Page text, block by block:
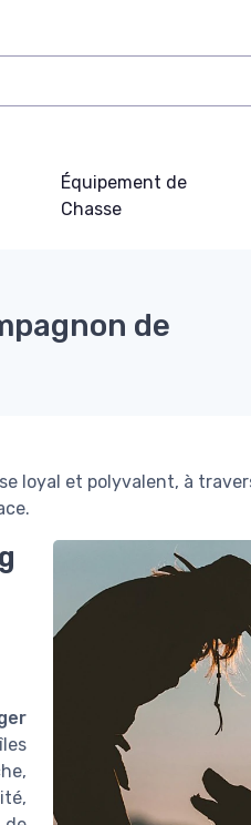
Équipement de
Chasse
de
loyal et polyvalent, à